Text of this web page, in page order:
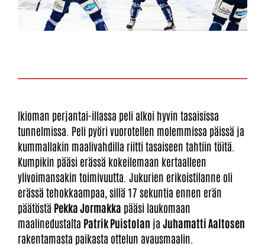
Ikioman perjantai-illassa peli alkoi hyvin tasaisissa
tunnelmissa. Peli pyöri vuorotellen molemmissa päissä ja
kummallakin maalivahdilla riitti tasaiseen tahtiin töitä.
Kumpikin pääsi erässä kokeilemaan kertaalleen
ylivoimansakin toimivuutta. Jukurien erikoistilanne oli
erässä tehokkaampaa, sillä 17 sekuntia ennen erän
päätöstä Pekka Jormakka pääsi laukomaan
maalinedustalta Patrik Puistolan ja Juhamatti Aaltosen
rakentamasta paikasta ottelun avausmaalin.